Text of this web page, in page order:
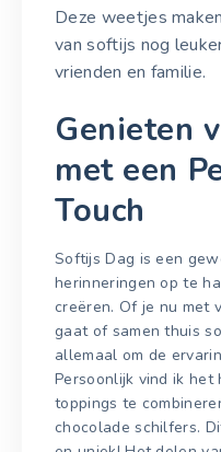
Deze weetjes
van softijs nog
vrienden en familie.
Genieten
met een
Touch
Softijs Dag is een
herinneringen op te
creëren. Of je nu met
gaat of samen thuis
allemaal om de
Persoonlijk vind ik
toppings te
chocolade schilfers.